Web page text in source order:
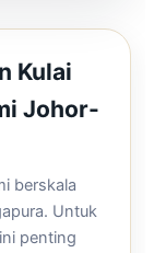
Kulai
Johor-
berskala
Untuk
penting